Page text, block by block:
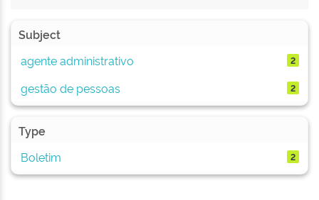
Subject
agente administrativo
2
gestão de pessoas 2
Type
Boletim
2